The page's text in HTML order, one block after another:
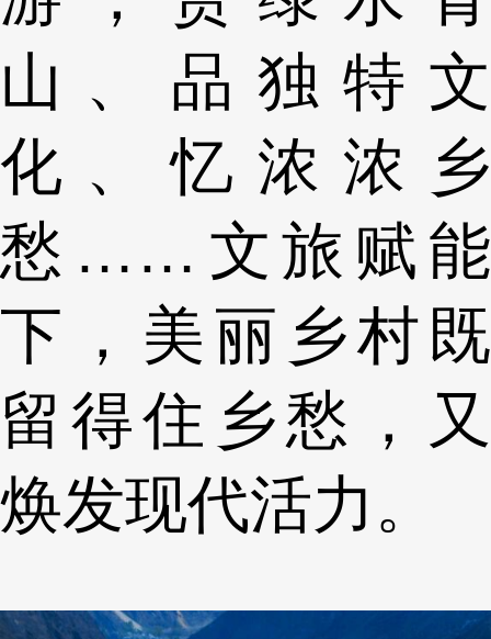
山、品独特文
化、忆浓浓乡
愁……文旅赋能
下，美丽乡村既
留得住乡愁，又
焕发现代活力。